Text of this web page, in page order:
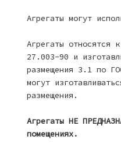
Агрегаты могут
Агрегаты относятся
27.003-90 и
размещения 3.1 по
могут
размещения.
Агрегаты НЕ
помещениях.